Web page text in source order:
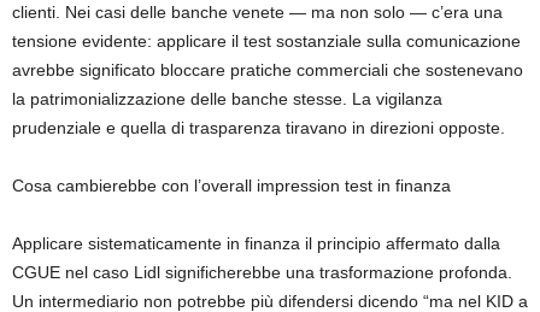
clienti. Nei casi delle banche venete — ma non solo — c’era una
tensione evidente: applicare il test sostanziale sulla comunicazione
avrebbe significato bloccare pratiche commerciali che sostenevano
la patrimonializzazione delle banche stesse. La vigilanza
prudenziale e quella di trasparenza tiravano in direzioni opposte.
Cosa cambierebbe con l’overall impression test in finanza
Applicare sistematicamente in finanza il principio affermato dalla
CGUE nel caso Lidl significherebbe una trasformazione profonda.
Un intermediario non potrebbe più difendersi dicendo “ma nel KID a